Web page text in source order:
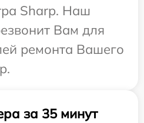
Sharp. Наш
Вам для
ремонта Вашего
за 35 минут